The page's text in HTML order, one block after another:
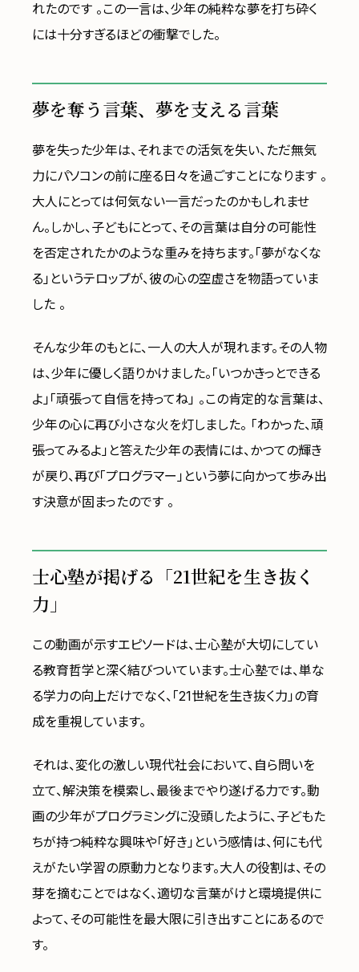
れたのです 。この一言は、少年の純粋な夢を打ち砕く
には十分すぎるほどの衝撃でした。
夢を奪う言葉、夢を支える言葉
夢を失った少年は、それまでの活気を失い、ただ無気
力にパソコンの前に座る日々を過ごすことになります 。
大人にとっては何気ない一言だったのかもしれませ
ん。しかし、子どもにとって、その言葉は自分の可能性
を否定されたかのような重みを持ちます。「夢がなくな
る」というテロップが、彼の心の空虚さを物語っていま
した 。
そんな少年のもとに、一人の大人が現れます。その人物
は、少年に優しく語りかけました。「いつかきっとできる
よ」「頑張って自信を持ってね」 。この肯定的な言葉は、
少年の心に再び小さな火を灯しました。 「わかった、頑
張ってみるよ」と答えた少年の表情には、かつての輝き
が戻り、再び「プログラマー」という夢に向かって歩み出
す決意が固まったのです 。
士心塾が掲げる「21世紀を生き抜く
力」
この動画が示すエピソードは、士心塾が大切にしてい
る教育哲学と深く結びついています。士心塾では、単な
る学力の向上だけでなく、「21世紀を生き抜く力」の育
成を重視しています。
それは、変化の激しい現代社会において、自ら問いを
立て、解決策を模索し、最後までやり遂げる力です。動
画の少年がプログラミングに没頭したように、子どもた
ちが持つ純粋な興味や「好き」という感情は、何にも代
えがたい学習の原動力となります。大人の役割は、その
芽を摘むことではなく、適切な言葉がけと環境提供に
よって、その可能性を最大限に引き出すことにあるので
す。